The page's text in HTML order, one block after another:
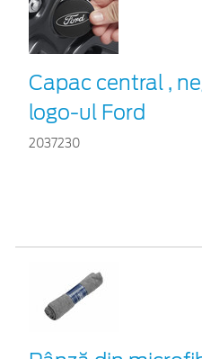
Capac central ,
logo-ul Ford
2037230